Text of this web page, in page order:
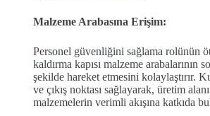
Malzeme Arabasına Erişim:
Personel güvenliğini sağlama rolünün
kaldırma kapısı malzeme arabalarının
şekilde hareket etmesini kolaylaştırır.
ve çıkış noktası sağlayarak, üretim
malzemelerin verimli akışına katkıda